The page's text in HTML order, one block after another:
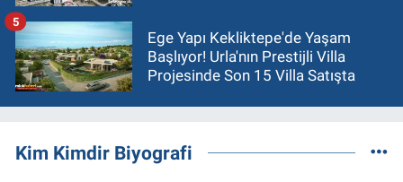
Ege Yapı Kekliktepe'de Yaşam
Başlıyor! Urla'nın Prestijli Villa
Projesinde Son 15 Villa Satışta
5
Kim Kimdir Biyografi